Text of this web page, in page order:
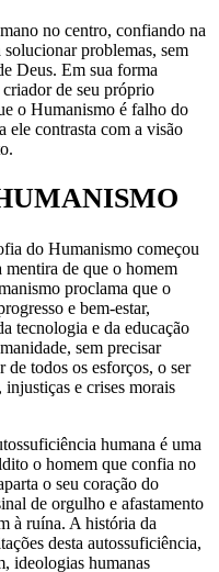
no centro, confiando na
solucionar problemas, sem
Deus. Em sua forma
de seu próprio
o Humanismo é falho do
ele contrasta com a visão
do Humanismo começou
mentira de que o homem
proclama que o
e bem-estar,
tecnologia e da educação
sem precisar
de todos os esforços, o ser
e crises morais
humana é uma
o homem que confia no
o seu coração do
de orgulho e afastamento
à ruína. A história da
desta autossuficiência,
ideologias humanas